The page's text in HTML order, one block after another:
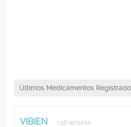
Últimos Medicamentos
VIBIEN 798 lecturas